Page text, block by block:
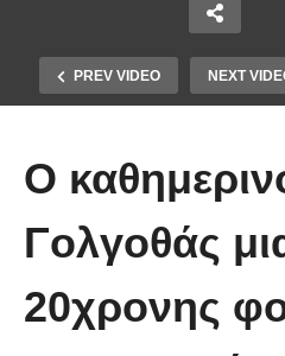
PREV VIDEO NEXT
πρώτη στιγμή και
Ο
Γολγοθάς
20χρονης